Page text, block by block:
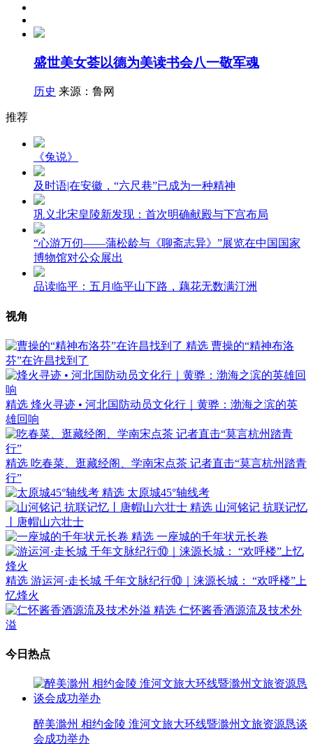
盛世美女荟以德为美读书会八一敬军魂
历史 来源：鲁网
推荐
《兔说》
及时语|在安徽，“六尺巷”已成为一种精神
巩义北宋皇陵新发现：首次明确献殿与下宫布局
“心游万仞——蒲松龄与《聊斋志异》”展览在中国国家
博物馆对公众展出
品读临平：五月临平山下路，藕花无数满汀洲
视角
精选 曹操的“精神布洛
芬”在许昌找到了
精选 烽火寻迹 • 河北国防动员文化行｜黄骅：渤海之滨的英
雄回响
精选 吃春菜、逛藏经阁、学南宋点茶 记者直击“莫言杭州踏青
行”
精选 太原城45°轴线考
精选 山河铭记 抗联记忆
丨唐帽山六壮士
精选 一座城的千年状元长卷
精选 游运河·走长城 千年文脉纪行⑩｜涞源长城： “欢呼楼”上
忆烽火
精选 仁怀酱香酒源流及技术外
溢
今日热点
醉美滁州 相约金陵 淮河文旅大环线暨滁州文旅资源恳谈
会成功举办